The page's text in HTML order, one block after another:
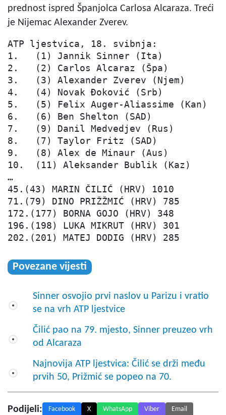
prednost ispred Španjolca Carlosa Alcaraza. Treći
je Nijemac Alexander Zverev.
ATP ljestvica, 18. svibnja:
1.   (1) Jannik Sinner (Ita)
2.   (2) Carlos Alcaraz (Špa)
3.   (3) Alexander Zverev (Njem)
4.   (4) Novak Đoković (Srb)
5.   (5) Felix Auger-Aliassime (Kan)
6.   (6) Ben Shelton (SAD)
7.   (9) Danil Medvedjev (Rus)
8.   (7) Taylor Fritz (SAD)
9.   (8) Alex de Minaur (Aus)
10.  (11) Aleksander Bublik (Kaz)
…
45.(43) MARIN ČILIĆ (HRV) 1010
71.(79) DINO PRIŽŽMIĆ (HRV) 785
172.(177) BORNA GOJO (HRV) 348
196.(198) LUKA MIKRUT (HRV) 301
202.(201) MATEJ DODIG (HRV) 285
Povezane vijesti
Sinner osvojio prvi naslov u Parizu i vratio
se na vrh ATP ljestvice
Čilić pao na 79. mjesto, Sinner preuzeo vrh
od Alcaraza
Najnovija ATP ljestvica: Čilić se drži među
prvih 50, Prižmić se popeo na 70.
Podijeli: Facebook X WhatsApp Viber Email